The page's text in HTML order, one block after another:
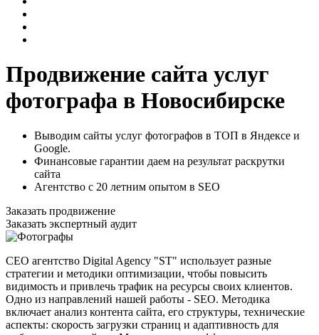
Продвижение сайта услуг
фотографа в Новосибирске
Выводим сайты услуг фотографов в ТОП в Яндексе и
Google.
Финансовые гарантии даем на результат раскрутки
сайта
Агентство с 20 летним опытом в SEO
Заказать продвижение
Заказать экспертный аудит
СЕО агентство Digital Agency "ST" использует разные
стратегии и методики оптимизации, чтобы повысить
видимость и привлечь трафик на ресурсы своих клиентов.
Одно из направлений нашей работы - SEO. Методика
включает анализ контента сайта, его структуры, технические
аспекты: скорость загрузки страниц и адаптивность для